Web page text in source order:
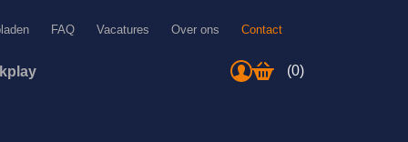
(0)
FAQ Vacatures Over ons Contact